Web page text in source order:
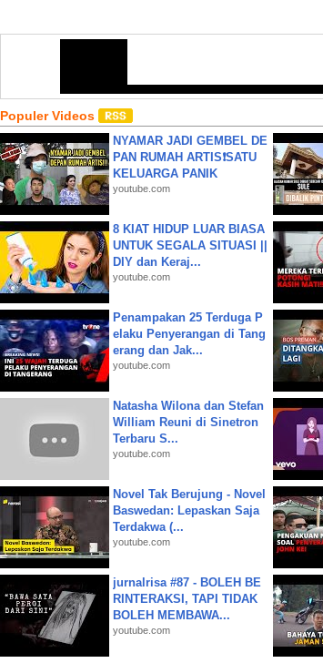
Populer Videos
NYAMAR JADI GEMBEL DE
PAN RUMAH ARTIS❗SATU
KELUARGA PANIK
youtube.com
8 KIAT HIDUP LUAR BIASA
UNTUK SEGALA SITUASI ||
DIY dan Keraj...
youtube.com
Penampakan 25 Terduga P
elaku Penyerangan di Tang
erang dan Jak...
youtube.com
Natasha Wilona dan Stefan
William Reuni di Sinetron
Terbaru S...
youtube.com
Novel Tak Berujung - Novel
Baswedan: Lepaskan Saja
Terdakwa (...
youtube.com
jurnalrisa #87 - BOLEH BE
RINTERAKSI, TAPI TIDAK
BOLEH MEMBAWA...
youtube.com